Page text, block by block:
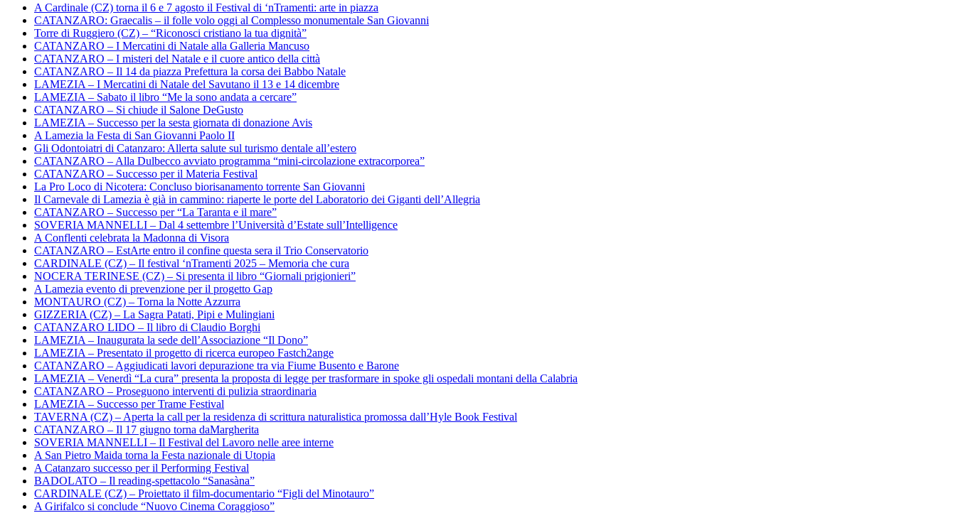
A Cardinale (CZ) torna il 6 e 7 agosto il Festival di ‘nTramenti: arte in piazza
CATANZARO: Graecalis – il folle volo oggi al Complesso monumentale San Giovanni
Torre di Ruggiero (CZ) – “Riconosci cristiano la tua dignità”
CATANZARO – I Mercatini di Natale alla Galleria Mancuso
CATANZARO – I misteri del Natale e il cuore antico della città
CATANZARO – Il 14 da piazza Prefettura la corsa dei Babbo Natale
LAMEZIA – I Mercatini di Natale del Savutano il 13 e 14 dicembre
LAMEZIA – Sabato il libro “Me la sono andata a cercare”
CATANZARO – Si chiude il Salone DeGusto
LAMEZIA – Successo per la sesta giornata di donazione Avis
A Lamezia la Festa di San Giovanni Paolo II
Gli Odontoiatri di Catanzaro: Allerta salute sul turismo dentale all’estero
CATANZARO – Alla Dulbecco avviato programma “mini-circolazione extracorporea”
CATANZARO – Successo per il Materia Festival
La Pro Loco di Nicotera: Concluso biorisanamento torrente San Giovanni
Il Carnevale di Lamezia è già in cammino: riaperte le porte del Laboratorio dei Giganti dell’Allegria
CATANZARO – Successo per “La Taranta e il mare”
SOVERIA MANNELLI – Dal 4 settembre l’Università d’Estate sull’Intelligence
A Conflenti celebrata la Madonna di Visora
CATANZARO – EstArte entro il confine questa sera il Trio Conservatorio
CARDINALE (CZ) – Il festival ‘nTramenti 2025 – Memoria che cura
NOCERA TERINESE (CZ) – Si presenta il libro “Giornali prigionieri”
A Lamezia evento di prevenzione per il progetto Gap
MONTAURO (CZ) – Torna la Notte Azzurra
GIZZERIA (CZ) – La Sagra Patati, Pipi e Mulingiani
CATANZARO LIDO – Il libro di Claudio Borghi
LAMEZIA – Inaugurata la sede dell’Associazione “Il Dono”
LAMEZIA – Presentato il progetto di ricerca europeo Fastch2ange
CATANZARO – Aggiudicati lavori depurazione tra via Fiume Busento e Barone
LAMEZIA – Venerdì “La cura” presenta la proposta di legge per trasformare in spoke gli ospedali montani della Calabria
CATANZARO – Proseguono interventi di pulizia straordinaria
LAMEZIA – Successo per Trame Festival
TAVERNA (CZ) – Aperta la call per la residenza di scrittura naturalistica promossa dall’Hyle Book Festival
CATANZARO – Il 17 giugno torna daMargherita
SOVERIA MANNELLI – Il Festival del Lavoro nelle aree interne
A San Pietro Maida torna la Festa nazionale di Utopia
A Catanzaro successo per il Performing Festival
BADOLATO – Il reading-spettacolo “Sanasàna”
CARDINALE (CZ) – Proiettato il film-documentario “Figli del Minotauro”
A Girifalco si conclude “Nuovo Cinema Coraggioso”